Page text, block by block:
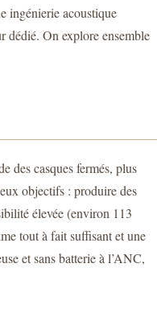
ingénierie acoustique
dédié. On explore ensemble
des casques fermés, plus
objectifs : produire des
élevée (environ 113
tout à fait suffisant et une
et sans batterie à l’ANC,